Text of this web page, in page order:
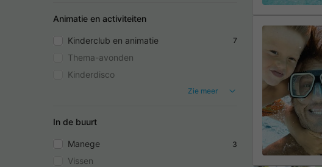
Animatie en activiteiten
Kinderclub en animatie 7
Thema-avonden
Kinderdisco
Zie meer
In de buurt
Manege 3
Vissen